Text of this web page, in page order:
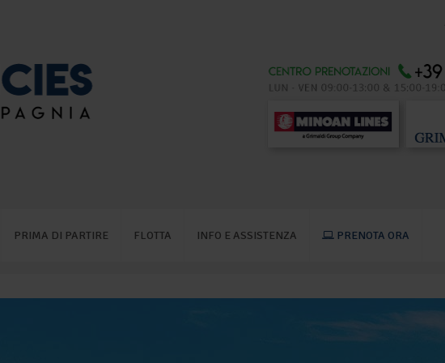
PRIMA DI PARTIRE FLOTTA INFO E ASSISTENZA PRENOTA ORA